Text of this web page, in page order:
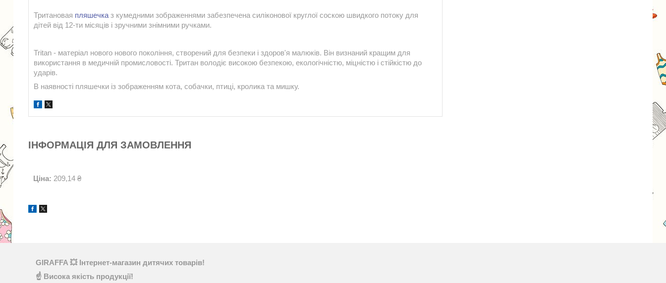
Тритановая пляшечка з кумедними зображеннями забезпечена силіконової круглої соскою швидкого потоку для
дітей від 12-ти місяців і зручними знімними ручками.
Tritan - матеріал нового нового покоління, створений для безпеки і здоров'я малюків. Він визнаний кращим для
використання в медичній промисловості. Тритан володіє високою безпекою, екологічністю, міцністю і стійкістю до
ударів.
В наявності пляшечки із зображенням кота, собачки, птиці, кролика та мишку.
ІНФОРМАЦІЯ ДЛЯ ЗАМОВЛЕННЯ
Ціна: 209,14 ₴
GIRAFFA 💥 Інтернет-магазин дитячих товарів!
☝ Висока якість продукції!